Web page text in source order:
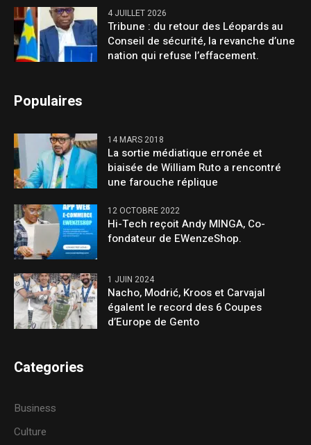
4 JUILLET 2026
Tribune : du retour des Léopards au
Conseil de sécurité, la revanche d’une
nation qui refuse l’effacement.
Populaires
14 MARS 2018
La sortie médiatique erronée et
biaisée de William Ruto a rencontré
une farouche réplique
12 OCTOBRE 2022
Hi-Tech reçoit Andy MINGA, Co-
fondateur de EWenzeShop.
1 JUIN 2024
Nacho, Modrić, Kroos et Carvajal
égalent le record des 6 Coupes
d’Europe de Gento
Categories
Business
Culture